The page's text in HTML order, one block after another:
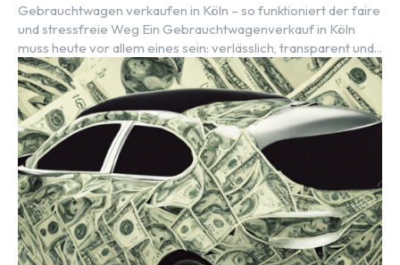
Gebrauchtwagen verkaufen in Köln – so funktioniert der faire
und stressfreie Weg Ein Gebrauchtwagenverkauf in Köln
muss heute vor allem eines sein: verlässlich, transparent und...